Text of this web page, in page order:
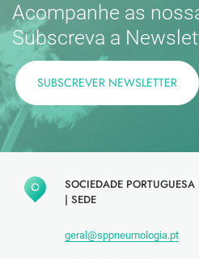
Acompanhe as
Subscreva a
SUBSCREVER NEWSLETTER
SOCIEDADE
| SEDE
geral@sppneumologia.pt